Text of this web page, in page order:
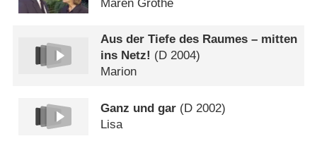
Maren Grothe
Aus der Tiefe des Raumes – mitten
ins Netz! (D 2004)
Marion
Ganz und gar (D 2002)
Lisa